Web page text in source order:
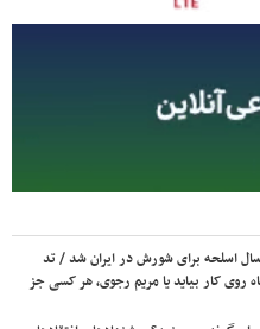
اسلحه برای شورش در ایران شد / تد
روی کار بیاید یا مریم رجوی، هر کسی جز